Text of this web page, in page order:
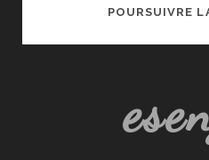
POURSUIVRE